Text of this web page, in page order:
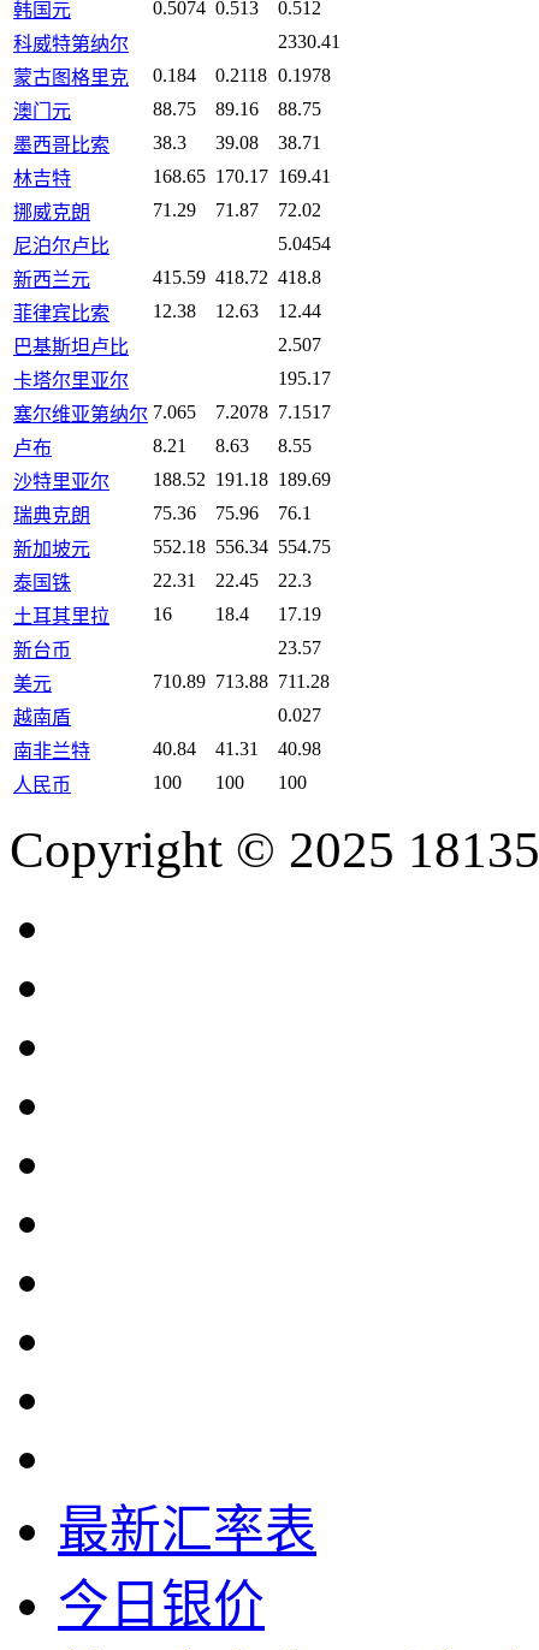
韩国元 0.5074 0.513
0.512
科威特第纳尔
2330.41
蒙古图格里克
0.184 0.2118 0.1978
澳门元
88.75 89.16
88.75
墨西哥比索
38.3 39.08
38.71
林吉特
168.65 170.17 169.41
挪威克朗
71.29 71.87
72.02
尼泊尔卢比
5.0454
新西兰元
415.59 418.72 418.8
菲律宾比索
12.38 12.63
12.44
巴基斯坦卢比
2.507
卡塔尔里亚尔
195.17
塞尔维亚第纳尔 7.065 7.2078 7.1517
卢布
8.21 8.63
8.55
沙特里亚尔
188.52 191.18 189.69
瑞典克朗
75.36 75.96
76.1
新加坡元
552.18 556.34 554.75
泰国铢
22.31 22.45
22.3
土耳其里拉
16 18.4
17.19
新台币
23.57
美元
710.89 713.88 711.28
越南盾
0.027
南非兰特
40.84 41.31
40.98
人民币
100 100 100
Copyright © 2025
最新汇率表
今日银价